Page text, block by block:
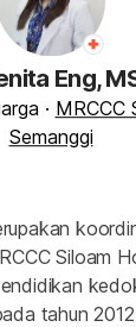
Eng,
· MRCCC
Semanggi
Siloam
tahun